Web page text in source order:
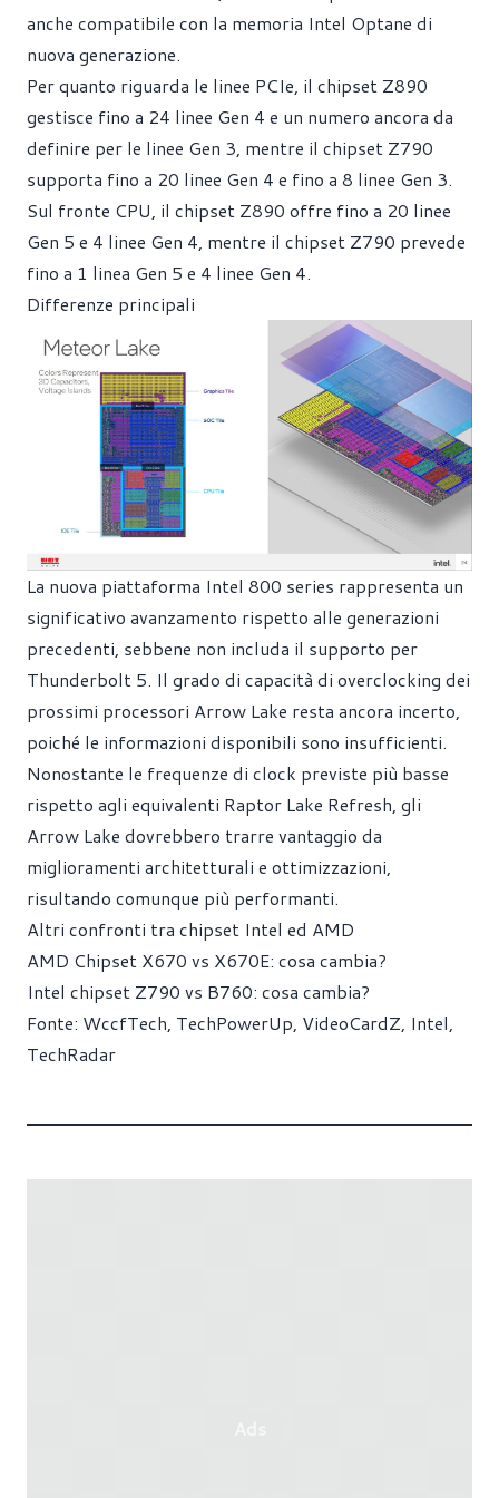
anche compatibile con la memoria Intel Optane di
nuova generazione.
Per quanto riguarda le linee PCIe, il chipset Z890
gestisce fino a 24 linee Gen 4 e un numero ancora da
definire per le linee Gen 3, mentre il chipset Z790
supporta fino a 20 linee Gen 4 e fino a 8 linee Gen 3.
Sul fronte CPU, il chipset Z890 offre fino a 20 linee
Gen 5 e 4 linee Gen 4, mentre il chipset Z790 prevede
fino a 1 linea Gen 5 e 4 linee Gen 4.
Differenze principali
La nuova piattaforma Intel 800 series rappresenta un
significativo avanzamento rispetto alle generazioni
precedenti, sebbene non includa il supporto per
Thunderbolt 5. Il grado di capacità di overclocking dei
prossimi processori Arrow Lake resta ancora incerto,
poiché le informazioni disponibili sono insufficienti.
Nonostante le frequenze di clock previste più basse
rispetto agli equivalenti Raptor Lake Refresh, gli
Arrow Lake dovrebbero trarre vantaggio da
miglioramenti architetturali e ottimizzazioni,
risultando comunque più performanti.
Altri confronti tra chipset Intel ed AMD
AMD Chipset X670 vs X670E: cosa cambia?
Intel chipset Z790 vs B760: cosa cambia?
Fonte: WccfTech, TechPowerUp, VideoCardZ, Intel,
TechRadar